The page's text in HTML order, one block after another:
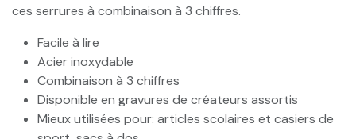
ces serrures à combinaison à 3 chiffres.
Facile à lire
Acier inoxydable
Combinaison à 3 chiffres
Disponible en gravures de créateurs assortis
Mieux utilisées pour: articles scolaires et casiers de